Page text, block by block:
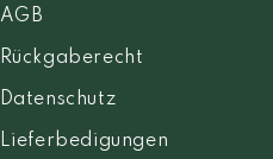
AGB
Rückgaberecht
Datenschutz
Lieferbedigungen